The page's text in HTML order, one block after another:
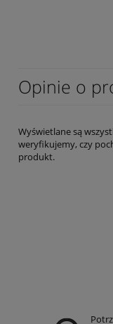
Opinie o
Wyświetlane są
weryfikujemy, czy
produkt.